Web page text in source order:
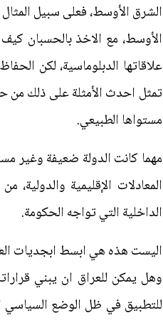
الشرق الأوسط، فعلى سبيل
الأوسط، مع الاخذ بالحسبان
علاقاتها الدبلوماسية، لكن
تمثل احدث الأمثلة على ذلك من
مستواها الطبيعي.
مهما كانت الدولة ضعيفة وغير
المعادلات الإقليمية
الداخلية التي تواجه الحكومة.
اليست هذه هي ابسط ابجديات
وهل يمكن للعراق ان يبني
للتطبيق في ظل الوضع السياسي